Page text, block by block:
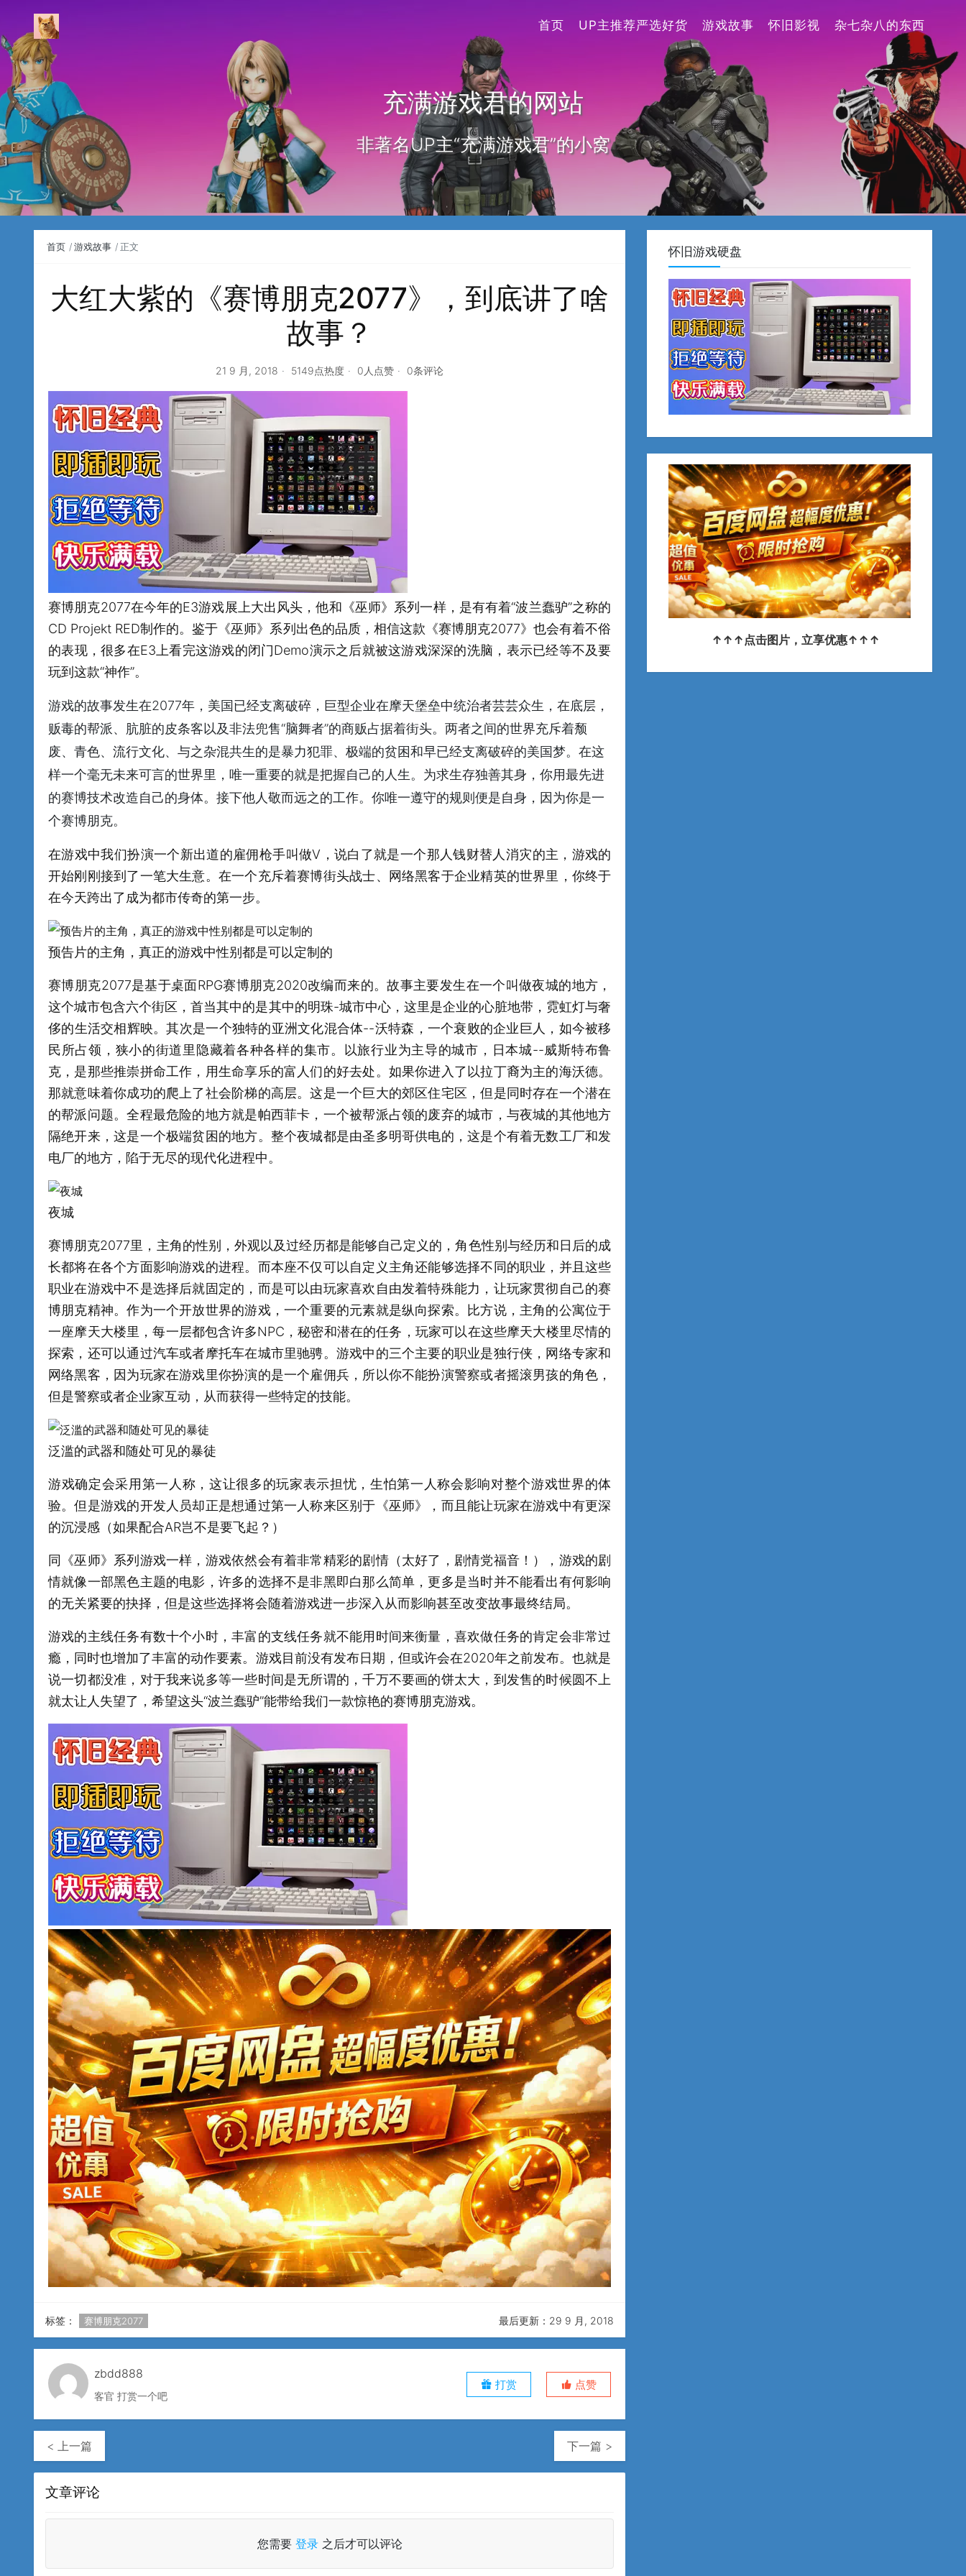
首页 UP主推荐严选好货 游戏故事 怀旧影视 杂七杂八的东西
充满游戏君的网站
非著名UP主“充满游戏君”的小窝
首页 游戏故事 正文
大红大紫的《赛博朋克2077》，到底讲了啥
故事？
21 9 月, 2018 5149点热度 0人点赞 0条评论
赛博朋克2077在今年的E3游戏展上大出风头，他和《巫师》系列一样，是有有着“波兰蠢驴”之称的
CD Projekt RED制作的。鉴于《巫师》系列出色的品质，相信这款《赛博朋克2077》也会有着不俗
的表现，很多在E3上看完这游戏的闭门Demo演示之后就被这游戏深深的洗脑，表示已经等不及要
玩到这款“神作”。
游戏的故事发生在2077年，美国已经支离破碎，巨型企业在摩天堡垒中统治者芸芸众生，在底层，
贩毒的帮派、肮脏的皮条客以及非法兜售“脑舞者”的商贩占据着街头。两者之间的世界充斥着颓
废、青色、流行文化、与之杂混共生的是暴力犯罪、极端的贫困和早已经支离破碎的美国梦。在这
样一个毫无未来可言的世界里，唯一重要的就是把握自己的人生。为求生存独善其身，你用最先进
的赛博技术改造自己的身体。接下他人敬而远之的工作。你唯一遵守的规则便是自身，因为你是一
个赛博朋克。
在游戏中我们扮演一个新出道的雇佣枪手叫做V，说白了就是一个那人钱财替人消灾的主，游戏的
开始刚刚接到了一笔大生意。在一个充斥着赛博街头战士、网络黑客于企业精英的世界里，你终于
在今天跨出了成为都市传奇的第一步。
预告片的主角，真正的游戏中性别都是可以定制的
赛博朋克2077是基于桌面RPG赛博朋克2020改编而来的。故事主要发生在一个叫做夜城的地方，
这个城市包含六个街区，首当其中的是其中的明珠-城市中心，这里是企业的心脏地带，霓虹灯与奢
侈的生活交相辉映。其次是一个独特的亚洲文化混合体--沃特森，一个衰败的企业巨人，如今被移
民所占领，狭小的街道里隐藏着各种各样的集市。以旅行业为主导的城市，日本城--威斯特布鲁
克，是那些推崇拼命工作，用生命享乐的富人们的好去处。如果你进入了以拉丁裔为主的海沃德。
那就意味着你成功的爬上了社会阶梯的高层。这是一个巨大的郊区住宅区，但是同时存在一个潜在
的帮派问题。全程最危险的地方就是帕西菲卡，一个被帮派占领的废弃的城市，与夜城的其他地方
隔绝开来，这是一个极端贫困的地方。整个夜城都是由圣多明哥供电的，这是个有着无数工厂和发
电厂的地方，陷于无尽的现代化进程中。
夜城
赛博朋克2077里，主角的性别，外观以及过经历都是能够自己定义的，角色性别与经历和日后的成
长都将在各个方面影响游戏的进程。而本座不仅可以自定义主角还能够选择不同的职业，并且这些
职业在游戏中不是选择后就固定的，而是可以由玩家喜欢自由发着特殊能力，让玩家贯彻自己的赛
博朋克精神。作为一个开放世界的游戏，一个重要的元素就是纵向探索。比方说，主角的公寓位于
一座摩天大楼里，每一层都包含许多NPC，秘密和潜在的任务，玩家可以在这些摩天大楼里尽情的
探索，还可以通过汽车或者摩托车在城市里驰骋。游戏中的三个主要的职业是独行侠，网络专家和
网络黑客，因为玩家在游戏里你扮演的是一个雇佣兵，所以你不能扮演警察或者摇滚男孩的角色，
但是警察或者企业家互动，从而获得一些特定的技能。
泛滥的武器和随处可见的暴徒
游戏确定会采用第一人称，这让很多的玩家表示担忧，生怕第一人称会影响对整个游戏世界的体
验。但是游戏的开发人员却正是想通过第一人称来区别于《巫师》，而且能让玩家在游戏中有更深
的沉浸感（如果配合AR岂不是要飞起？）
同《巫师》系列游戏一样，游戏依然会有着非常精彩的剧情（太好了，剧情党福音！），游戏的剧
情就像一部黑色主题的电影，许多的选择不是非黑即白那么简单，更多是当时并不能看出有何影响
的无关紧要的抉择，但是这些选择将会随着游戏进一步深入从而影响甚至改变故事最终结局。
游戏的主线任务有数十个小时，丰富的支线任务就不能用时间来衡量，喜欢做任务的肯定会非常过
瘾，同时也增加了丰富的动作要素。游戏目前没有发布日期，但或许会在2020年之前发布。也就是
说一切都没准，对于我来说多等一些时间是无所谓的，千万不要画的饼太大，到发售的时候圆不上
就太让人失望了，希望这头“波兰蠢驴”能带给我们一款惊艳的赛博朋克游戏。
标签： 赛博朋克2077 最后更新：29 9 月, 2018
zbdd888
客官 打赏一个吧
打赏 点赞
< 上一篇 下一篇 >
文章评论
您需要 登录之后才可以评论
怀旧游戏硬盘
↑↑↑点击图片，立享优惠↑↑↑